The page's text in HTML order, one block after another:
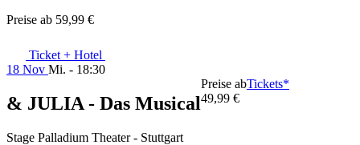
Preise ab 59,99 €
Ticket + Hotel
18 Nov Mi. - 18:30
& JULIA - Das Musical
Stage Palladium Theater - Stuttgart
Preise ab
49,99 €
Tickets*